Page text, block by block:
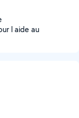
l aide au